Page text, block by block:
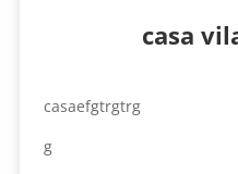
casa
casaefgtrgtrg
g